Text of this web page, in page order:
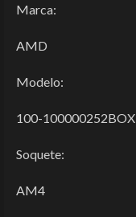
Marca:
AMD
Modelo:
100-100000252BOX
Soquete:
AM4